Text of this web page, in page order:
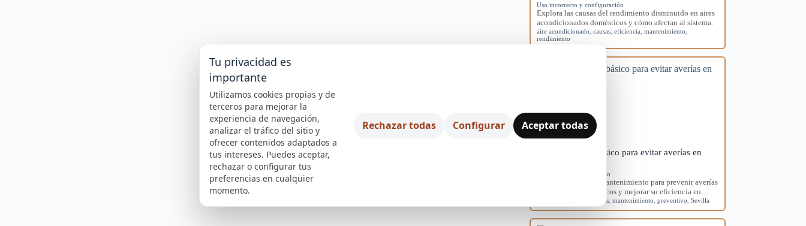
Uso incorrecto y configuración
Explora las causas del rendimiento disminuido en aires
acondicionados domésticos y cómo afectan al sistema.
aire acondicionado ,causas ,eficiencia ,mantenimiento
rendimiento
Mantenimiento básico para evitar averías en
Mantenimiento preventivo
Aprende rutinas de mantenimiento para prevenir averías
en tus electrodomésticos y mejorar su eficiencia en…
electrodomésticos ,mantenimiento ,preventivo ,Sevilla
Tu privacidad es
importante
Utilizamos cookies propias y de
terceros para mejorar la
experiencia de navegación,
analizar el tráfico del sitio y
ofrecer contenidos adaptados a
tus intereses. Puedes aceptar,
rechazar o configurar tus
preferencias en cualquier
momento.
Rechazar todas Configurar Aceptar todas